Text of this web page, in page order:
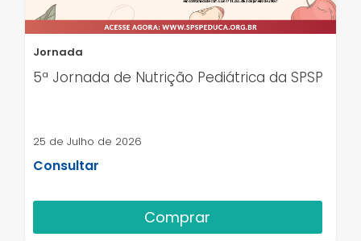
Jornada
5ª Jornada de Nutrição Pediátrica da SPSP
25 de Julho de 2026
Consultar
Comprar